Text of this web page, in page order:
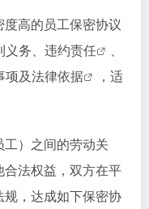
度高的员工保密协议
务、 违约责任
、
项及法律依据
，适
）之间的劳动关
法权益，双方在平
，达成如下保密协